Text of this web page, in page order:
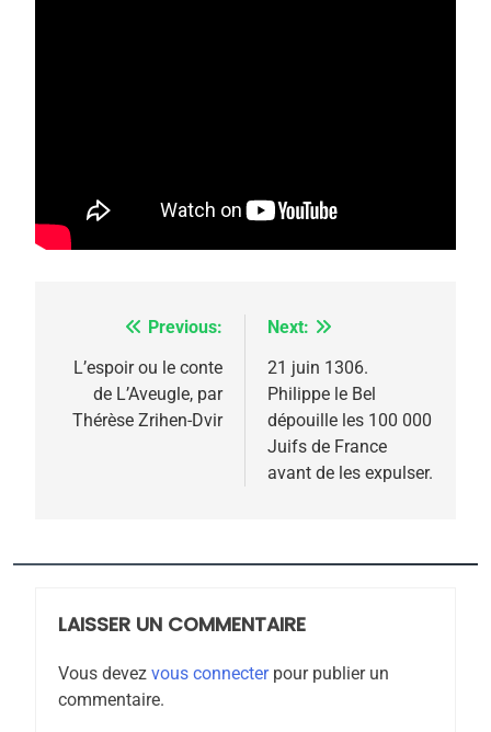
Navigation
de
l’article
Previous:
L’espoir ou le conte
de L’Aveugle, par
Thérèse Zrihen-Dvir
Next:
21 juin 1306.
Philippe le Bel
dépouille les 100 000
Juifs de France
avant de les expulser.
LAISSER UN COMMENTAIRE
Vous devez vous connecterpour publier un
commentaire.
2025, l’année la plus
meurtrière selon le
l’antisémitisme
FIÈRE, DIGNE ET RÉSILIENTE :
POURQUOI JE REVENDIQUE
MA JUDAÏTE par Thérèse
Zrihen-Dvir
ISRAÉL JUDAISME
JUDAISME
8
Tafraout, le miel de Tadla